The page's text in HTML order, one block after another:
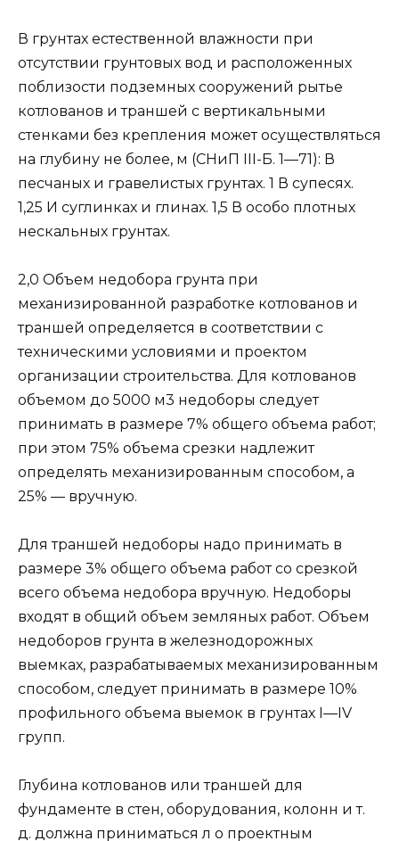
В грунтах естественной влажности при
отсутствии грунтовых вод и расположенных
поблизости подземных сооружений рытье
котлованов и траншей с вертикальными
стенками без крепления может осуществляться
на глубину не более, м (СНиП III-Б. 1—71): В
песчаных и гравелистых грунтах. 1 В супесях.
1,25 И суглинках и глинах. 1,5 В особо плотных
нескальных грунтах.
2,0 Объем недобора грунта при
механизированной разработке котлованов и
траншей определяется в соответствии с
техническими условиями и проектом
организации строительства. Для котлованов
объемом до 5000 м3 недоборы следует
принимать в размере 7% общего объема работ;
при этом 75% объема срезки надлежит
определять механизированным способом, а
25% — вручную.
Для траншей недоборы надо принимать в
размере 3% общего объема работ со срезкой
всего объема недобора вручную. Недоборы
входят в общий объем земляных работ. Объем
недоборов грунта в железнодорожных
выемках, разрабатываемых механизированным
способом, следует принимать в размере 10%
профильного объема выемок в грунтах I—IV
групп.
Глубина котлованов или траншей для
фундаменте в стен, оборудования, колонн и т.
д. должна приниматься л о проектным